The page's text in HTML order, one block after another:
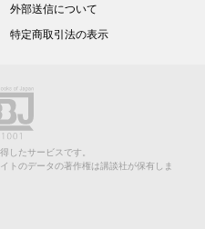
外部送信について
特定商取引法の表示
したサービスです。
トのデータの著作権は講談社が保有しま